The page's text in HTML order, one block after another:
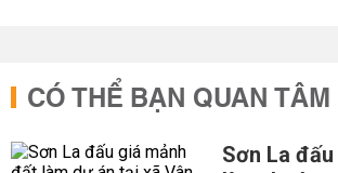
CÓ THỂ BẠN QUAN TÂM
Sơn La